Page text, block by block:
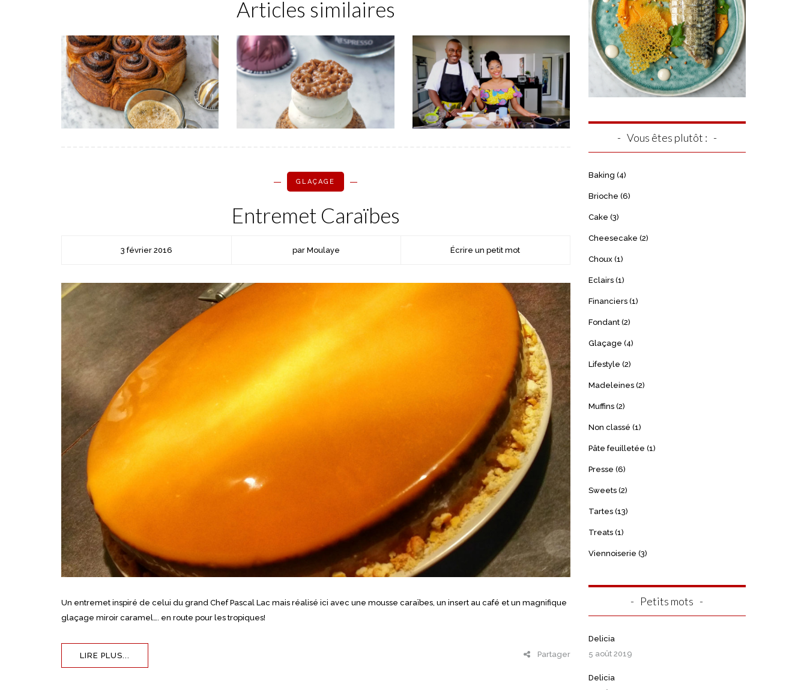
Articles similaires
GLAÇAGE
Entremet Caraïbes
3 février 2016 par Moulaye Écrire un petit mot
Un entremet inspiré de celui du grand Chef Pascal Lac mais réalisé ici avec une mousse caraïbes, un insert au café et un magnifique
glaçage miroir caramel…. en route pour les tropiques!
LIRE PLUS... Partager
Vous êtes plutôt :
Baking (4)
Brioche (6)
Cake (3)
Cheesecake (2)
Choux(1)
Eclairs(1)
Financiers(1)
Fondant(2)
Glaçage (4)
Lifestyle (2)
Madeleines(2)
Muffins(2)
Non classé (1)
Pâte feuilletée (1)
Presse (6)
Sweets(2)
Tartes(13)
Treats(1)
Viennoiserie (3)
Petits mots
Delicia
5 août 2019
Delicia